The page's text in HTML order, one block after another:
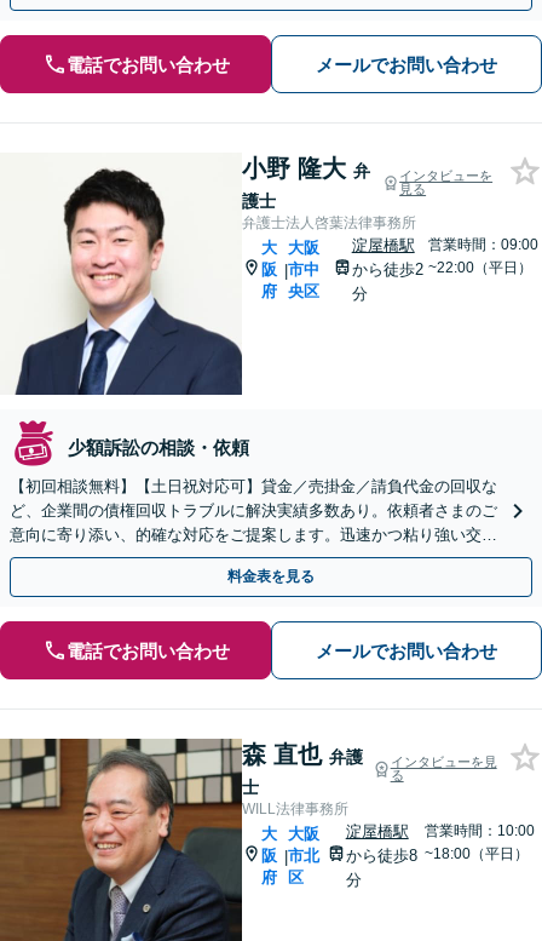
電話でお問い合わせ メールでお問い合わせ
小野 隆大 弁
護士
インタビューを
見る
弁護士法人啓葉法律事務所
大
阪
府
|
大阪
市中
央区
淀屋橋駅
から徒歩2
分
営業時間：09:00
~22:00（平日）
少額訴訟の相談・依頼
【初回相談無料】【土日祝対応可】貸金／売掛金／請負代金の回収な
ど、企業間の債権回収トラブルに解決実績多数あり。依頼者さまのご
意向に寄り添い、的確な対応をご提案します。迅速かつ粘り強い交渉
で、少しでも回収できるよう尽力します【淀屋橋2分】
料金表を見る
電話でお問い合わせ メールでお問い合わせ
森 直也 弁護
士
インタビューを見
る
WILL法律事務所
大
阪
府
|
大阪
市北
区
淀屋橋駅
から徒歩8
分
営業時間：10:00
~18:00（平日）